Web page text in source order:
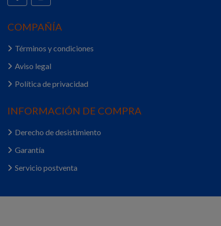
COMPAÑÍA
Términos y condiciones
Aviso legal
Política de privacidad
INFORMACIÓN DE COMPRA
Derecho de desistimiento
Garantía
Servicio postventa